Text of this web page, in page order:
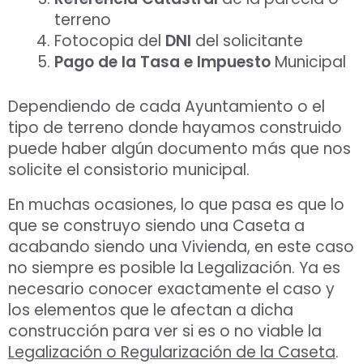
terreno
Fotocopia del DNI del solicitante
Pago de la Tasa e Impuesto Municipal
Dependiendo de cada Ayuntamiento o el
tipo de terreno donde hayamos construido
puede haber algún documento más que nos
solicite el consistorio municipal.
En muchas ocasiones, lo que pasa es que lo
que se construyo siendo una Caseta a
acabando siendo una Vivienda, en este caso
no siempre es posible la Legalización. Ya es
necesario conocer exactamente el caso y
los elementos que le afectan a dicha
construcción para ver si es o no viable la
Legalización o Regularización de la Caseta.